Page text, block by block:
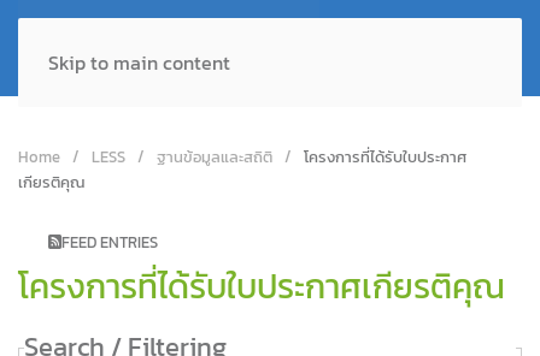
Skip to main content
Home LESS ฐานข้อมูลและสถิติ
โครงการที่ได้รับใบประกาศ
เกียรติคุณ
FEED ENTRIES
โครงการที่ได้รับใบประกาศเกียรติคุณ
Search / Filtering